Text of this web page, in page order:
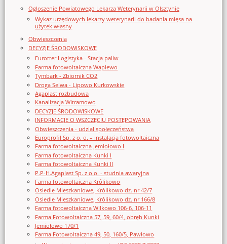
Ogloszenie Powiatowego Lekarza Weterynarii w Olsztynie
Wykaz urzędowych lekarzy weterynarii do badania mięsa na
użytek własny
Obwieszczenia
DECYZJE ŚRODOWISKOWE
Eurotter Logistyka - Stacja paliw
Farma fotowoltaiczna Waplewo
Tymbark - Zbiornik CO2
Droga Selwa - Lipowo Kurkowskie
Agaplast rozbudowa
Kanalizacja Witramowo
DECYZJE ŚRODOWISKOWE
INFORMACJE O WSZCZĘCIU POSTĘPOWANIA
Obwieszczenia - udział społeczeństwa
Europrofil Sp. z o. o. – instalacja fotowoltaiczna
Farma fotowoltaiczna Jemiołowo I
Farma fotowoltaiczna Kunki I
Farma fotowoltaiczna Kunki II
P.P-H.Agaplast Sp. z o.o. - studnia awaryjna
Farma fotowoltaiczna Królikowo
Osiedle Mieszkaniowe, Królikowo dz. nr 42/7
Osiedle Mieszkaniowe, Królikowo dz. nr 166/8
Farma fotowoltaiczna Wilkowo 106-6, 106-11
Farma Fotowoltaiczna 57, 59, 60/4, obręb Kunki
Jemiołowo 170/1
Farma Fotowoltaiczna 49, 50, 160/5, Pawłowo